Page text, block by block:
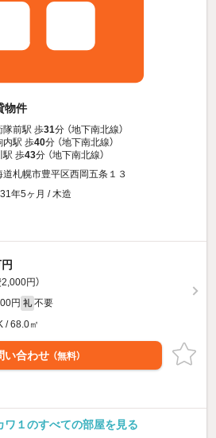
物件
隊前駅 歩31分 （地下南北線）
内駅 歩40分 （地下南北線）
駅 歩43分 （地下南北線）
道札幌市豊平区西岡五条１３
年5ヶ月 / 木造
2,000円）
円 礼 不要
/ 68.0㎡
い合わせ （無料）
ワ１のすべての部屋を見る